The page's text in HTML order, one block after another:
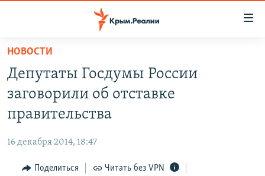
Вернуться
основному
содержанию
главной
навигации
Вернутся
СПЕЦПРОЕКТЫ
11 ЛЕТ ОККУПАЦИИ КРЫМА. 11 ИСТОРИЙ СОПРОТИВЛЕНИЯ
ЕЩЕ
ИНТЕРАКТИВ
РАДІО СВОБОДА
НОВОСТИ
Депутаты Госдумы России
заговорили об отставке
правительства
16 декабря 2014, 18:47
Поделиться Читать без VPN